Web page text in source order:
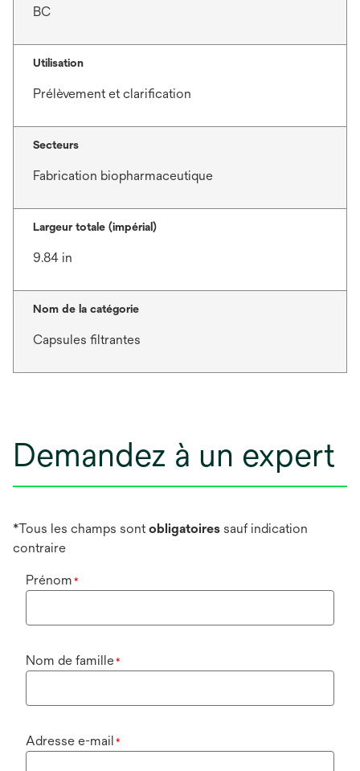
BC
Utilisation
Prélèvement et clarification
Secteurs
Fabrication biopharmaceutique
Largeur totale (impérial)
9.84 in
Nom de la catégorie
Capsules filtrantes
Demandez à un expert
*Tous les champs sontobligatoires sauf indication
contraire
Prénom *
Nom de famille*
Adresse e-mail *